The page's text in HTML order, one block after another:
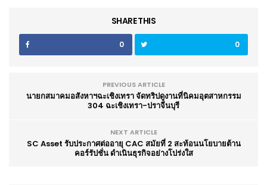
SHARE THIS
0 0
PREVIOUS ARTICLE
นายกสมาคมอสังหาฯฉะเชิงเทรา จัดทริปดูงานที่นิคมอุตสาหกรรม
304 ฉะเชิงเทรา-ปราจีนบุรี
NEXT ARTICLE
SC Asset รับประกาศต่ออายุ CAC สมัยที่ 2 สะท้อนนโยบายต้าน
คอร์รัปชั่น ดำเนินธุรกิจอย่างโปร่งใส